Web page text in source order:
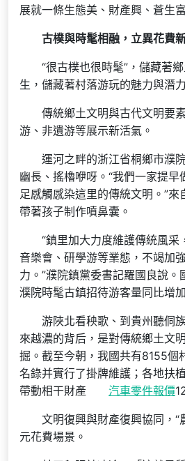
展就一條生態美、財產興、蒼生
古樸與時髦相融，立異花費
“很古樸也很時髦”，儲藏著
生，儲藏著村落游玩的魅力與潛
傳統鄉土文明與古代文明要
游、非遺游等展示新活氣。
運河之畔的浙江省桐鄉市濮
幽長、搖櫓咿呀。“我們一家提
足感觸感染這里的傳統文明。”
帶著孩子制作噴鼻囊。
“鎮里加大力度維護傳統風
音樂會、研學游等業態，不竭加
力。”濮院鎮黨委書記羅國良說。
濮院時髦古鎮招待游客量同比增
游陜北看秧歌、到貴州聽侗
來越濃的背后，是對傳統鄉土文
掘。截至今朝，我國共有8155個
名錄并實行了掛牌維護；各地扶
帶動相干財產
汽車零件報價
文明復興與財產復興協同，“
元花費場景。